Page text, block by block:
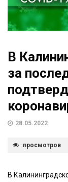
В
за
28.05.2022
просмотров
В